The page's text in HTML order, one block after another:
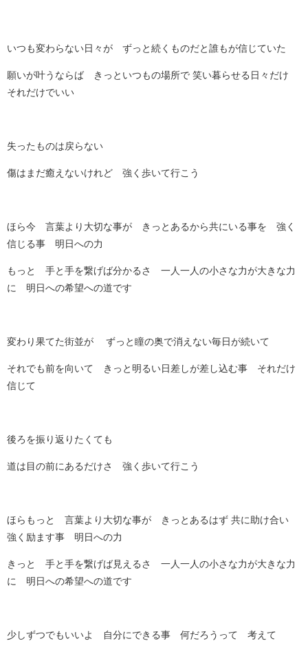
いつも変わらない日々が ずっと続くものだと誰もが信じていた
願いが叶うならば きっといつもの場所で 笑い暮らせる日々だけ
それだけでいい
失ったものは戻らない
傷はまだ癒えないけれど 強く歩いて行こう
ほら今 言葉より大切な事が きっとあるから共にいる事を 強く
信じる事 明日への力
もっと 手と手を繋げば分かるさ 一人一人の小さな力が大きな力
に 明日への希望への道です
変わり果てた街並が ずっと瞳の奥で消えない毎日が続いて
それでも前を向いて きっと明るい日差しが差し込む事 それだけ
信じて
後ろを振り返りたくても
道は目の前にあるだけさ 強く歩いて行こう
ほらもっと 言葉より大切な事が きっとあるはず 共に助け合い
強く励ます事 明日への力
きっと 手と手を繋げば見えるさ 一人一人の小さな力が大きな力
に 明日への希望への道です
少しずつでもいいよ 自分にできる事 何だろうって 考えて